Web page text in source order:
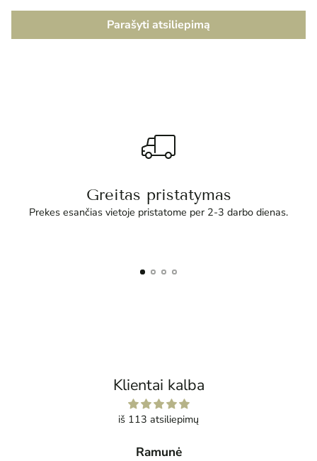
Parašyti atsiliepimą
Greitas pristatymas
Prekes esančias vietoje pristatome per 2-3 darbo dienas.
Klientai kalba
iš 113 atsiliepimų